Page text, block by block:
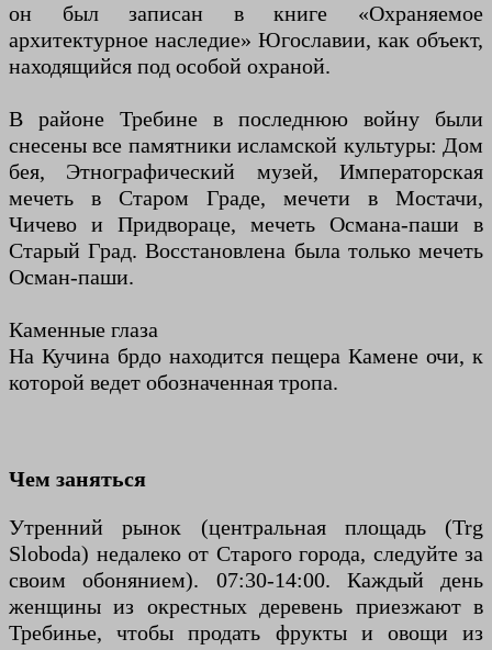
он был записан в книге «Охраняемое
архитектурное наследие» Югославии, как объект,
находящийся под особой охраной.
В районе Требине в последнюю войну были
снесены все памятники исламской культуры: Дом
бея, Этнографический музей, Императорская
мечеть в Старом Граде, мечети в Мостачи,
Чичево и Придвораце, мечеть Османа-паши в
Старый Град. Восстановлена ​​была только мечеть
Осман-паши.
Каменные глаза
На Кучина брдо находится пещера Камене очи, к
которой ведет обозначенная тропа.
Чем заняться
Утренний рынок (центральная площадь (Trg
Sloboda) недалеко от Старого города, следуйте за
своим обонянием). 07:30-14:00. Каждый день
женщины из окрестных деревень приезжают в
Требинье, чтобы продать фрукты и овощи из